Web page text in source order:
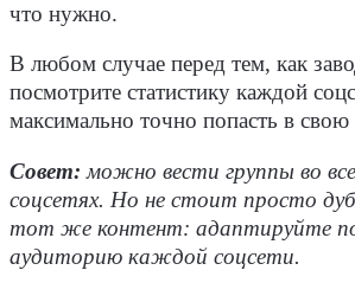
что нужно.
В любом случае перед тем, как
посмотрите статистику каждой
максимально точно попасть в
Совет: можно вести группы во
соцсетях. Но не стоит просто
тот же контент: адаптируйте
аудиторию каждой соцсети.